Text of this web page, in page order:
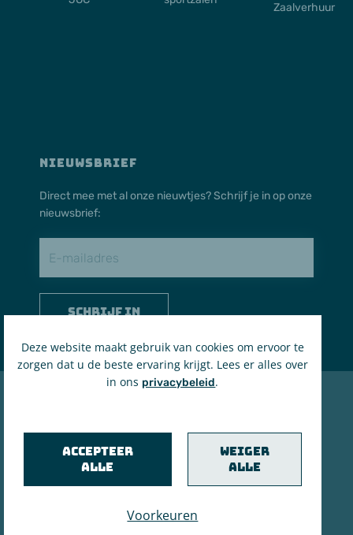
NIEUWSBRIEF
Direct mee met al onze nieuwtjes? Schrijf je in op onze
nieuwsbrief:
Schrijf in
Zaalverhuur
BE 0207.535.161
Privacyverklaring & cookiebeleid
in brand gezet door de maanstekerij
Deze website maakt gebruik van cookies om ervoor te
zorgen dat u de beste ervaring krijgt. Lees er alles over
in ons privacybeleid.
Weiger
alle
Accepteer
alle
Voorkeuren